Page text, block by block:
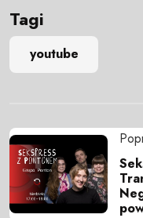
Tagi
youtube